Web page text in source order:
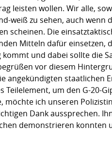
leisten wollen. Wir alle,
weiß zu sehen, auch
scheinen. Die
Mitteln dafür einsetzen,
und dabei sollte die
vor diesem
angekündigten staatlichen
Teilelement, um den G-20-
möchte ich unseren
Dank aussprechen.
demonstrieren